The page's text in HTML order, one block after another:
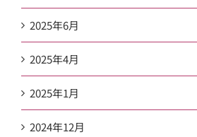
2025年6月
2025年4月
2025年1月
2024年12月